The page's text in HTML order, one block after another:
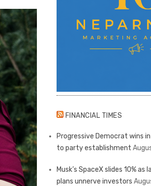
FINANCIAL TIMES
Progressive Democrat wins
to party establishment
Musk’s SpaceX slides 10% as
plans unnerve investors